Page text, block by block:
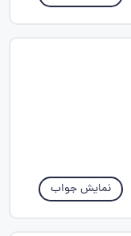
نمایش جواب